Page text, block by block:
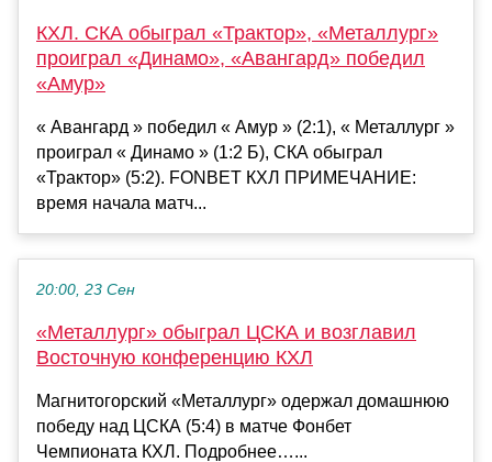
КХЛ. СКА обыграл «Трактор», «Металлург»
проиграл «Динамо», «Авангард» победил
«Амур»
« Авангард » победил « Амур » (2:1), « Металлург »
проиграл « Динамо » (1:2 Б), СКА обыграл
«Трактор» (5:2). FONBET КХЛ ПРИМЕЧАНИЕ:
время начала матч...
20:00, 23 Сен
«Металлург» обыграл ЦСКА и возглавил
Восточную конференцию КХЛ
Магнитогорский «Металлург» одержал домашнюю
победу над ЦСКА (5:4) в матче Фонбет
Чемпионата КХЛ. Подробнее…...